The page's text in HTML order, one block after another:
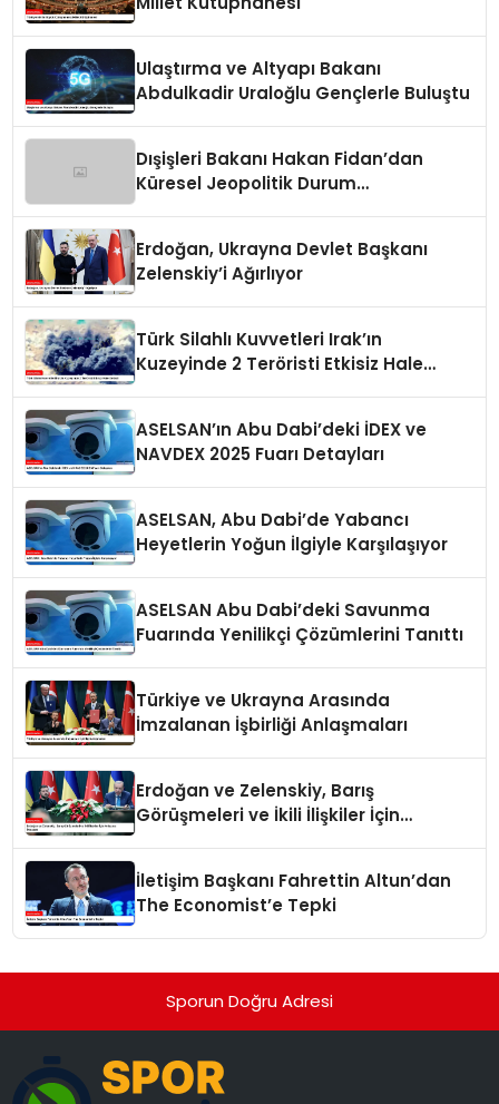
Ulaştırma ve Altyapı Bakanı
Abdulkadir Uraloğlu Gençlerle Buluştu
Dışişleri Bakanı Hakan Fidan’dan
Küresel Jeopolitik Durum
Erdoğan, Ukrayna Devlet Başkanı
Zelenskiy’i Ağırlıyor
Türk Silahlı Kuvvetleri Irak’ın
Kuzeyinde 2 Teröristi Etkisiz Hale
ASELSAN’ın Abu Dabi’deki İDEX ve
NAVDEX 2025 Fuarı Detayları
ASELSAN, Abu Dabi’de Yabancı
Heyetlerin Yoğun İlgiyle Karşılaşıyor
ASELSAN Abu Dabi’deki Savunma
Fuarında Yenilikçi Çözümlerini Tanıttı
Türkiye ve Ukrayna Arasında
İmzalanan İşbirliği Anlaşmaları
Erdoğan ve Zelenskiy, Barış
Görüşmeleri ve İkili İlişkiler İçin
İletişim Başkanı Fahrettin Altun’dan
The Economist’e Tepki
Sporun Doğru Adresi